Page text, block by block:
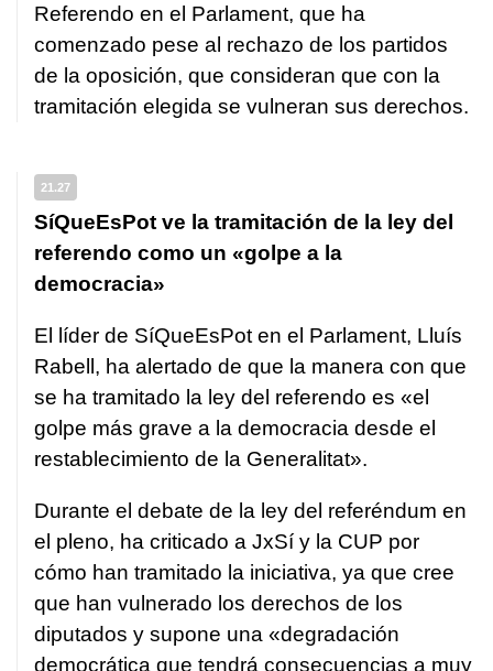
Referendo en el Parlament, que ha
comenzado pese al rechazo de los partidos
de la oposición, que consideran que con la
tramitación elegida se vulneran sus derechos.
21.27
SíQueEsPot ve la tramitación de la ley del
referendo como un «golpe a la
democracia»
El líder de SíQueEsPot en el Parlament, Lluís
Rabell, ha alertado de que la manera con que
se ha tramitado la ley del referendo es «el
golpe más grave a la democracia desde el
restablecimiento de la Generalitat».
Durante el debate de la ley del referéndum en
el pleno, ha criticado a JxSí y la CUP por
cómo han tramitado la iniciativa, ya que cree
que han vulnerado los derechos de los
diputados y supone una «degradación
democrática que tendrá consecuencias a muy